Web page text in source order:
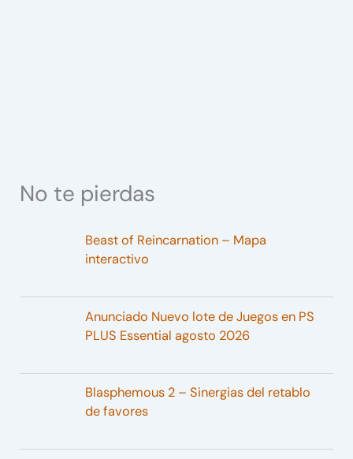
No te pierdas
Beast of Reincarnation – Mapa
interactivo
Anunciado Nuevo lote de Juegos en PS
PLUS Essential agosto 2026
Blasphemous 2 – Sinergias del retablo
de favores